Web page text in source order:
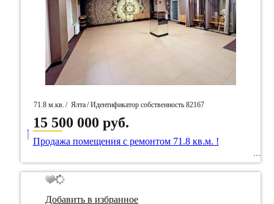
71.8 м.кв. / Ялта/ Идентификатор собственность 82167
15 500 000 руб.
____
Продажа помещения с ремонтом 71.8 кв.м. !
Добавить в избранное